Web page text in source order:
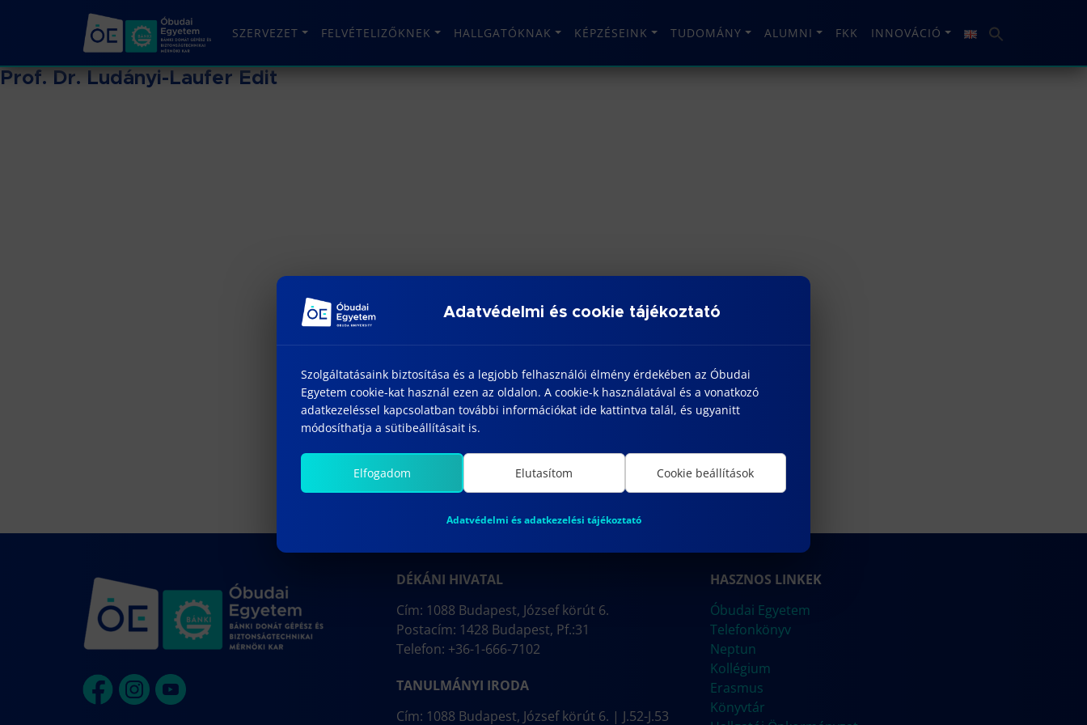
SZERVEZET FELVÉTELIZŐKNEK HALLGATÓKNAK KÉPZÉSEINK TUDOMÁNY ALUMNI FKK INNOVÁCIÓ
Prof. Dr. Ludányi-Laufer Edit
DÉKÁNI HIVATAL
Cím: 1088 Budapest, József körút 6.
Postacím: 1428 Budapest, Pf.:31
Telefon: +36-1-666-7102
TANULMÁNYI IRODA
Cím: 1088 Budapest, József körút 6. | J.52-J.53
HASZNOS LINKEK
Óbudai Egyetem
Telefonkönyv
Neptun
Kollégium
Erasmus
Könyvtár
Adatvédelmi és cookie tájékoztató
Szolgáltatásaink biztosítása és a legjobb felhasználói élmény érdekében az Óbudai
Egyetem cookie-kat használ ezen az oldalon. A cookie-k használatával és a vonatkozó
adatkezeléssel kapcsolatban további információkat ide kattintva talál, és ugyanitt
módosíthatja a sütibeállításait is.
Elfogadom Elutasítom Cookie beállítások
Adatvédelmi és adatkezelési tájékoztató